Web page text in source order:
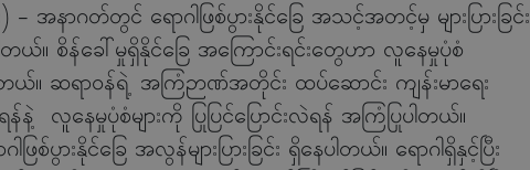
) - အနာဂတ်တွင် ရောဂါဖြစ်ပွားနိုင်ခြေ အသင့်အတင့်မှ များပြားခြင်း
ယ်။ စိန်ခေါ်မှုရှိနိုင်ခြေ အကြောင်းရင်းတွေဟာ လူနေမှုပုံစံ
ဆရာဝန်ရဲ့ အကြံဉာဏ်အတိုင်း ထပ်ဆောင်း ကျန်းမာရေး
လူနေမှုပုံစံများကို ပြုပြင်ပြောင်းလဲရန် အကြံပြုပါတယ်။
စ်ပွားနိုင်ခြေ အလွန်များပြားခြင်း ရှိနေပါတယ်။ ရောဂါရှိနှင့်ပြီး